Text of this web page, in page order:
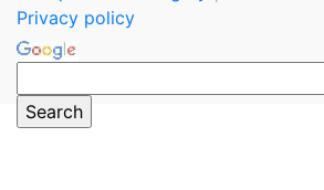
Privacy policy